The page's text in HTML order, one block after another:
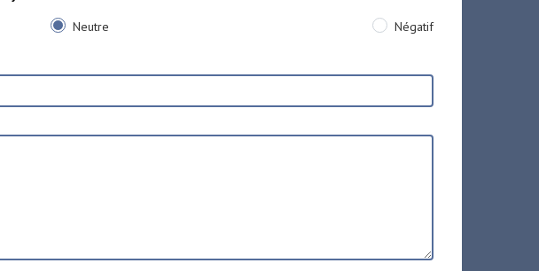
Neutre Négatif